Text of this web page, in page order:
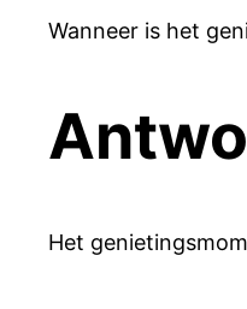
Wanneer is het
Het